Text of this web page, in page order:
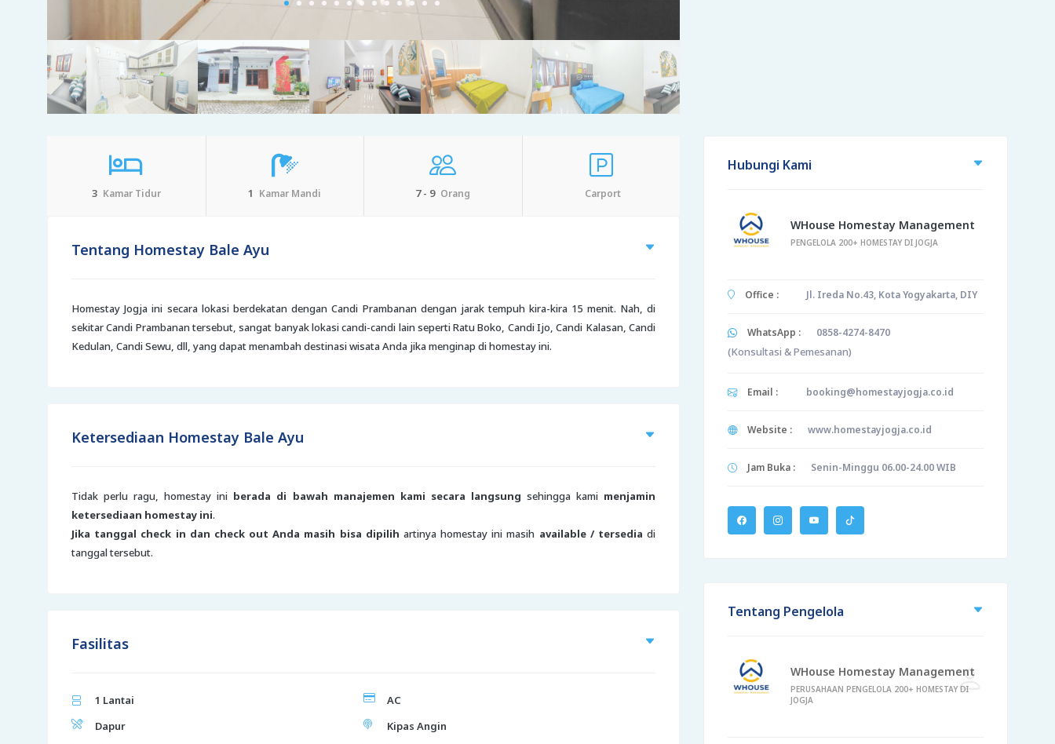
3 Kamar Tidur 1 Kamar Mandi 7 - 9 Orang Carport
Tentang Homestay Bale Ayu
Homestay Jogja ini secara lokasi berdekatan dengan Candi Prambanan dengan jarak tempuh kira-kira 15 menit. Nah, di
sekitar Candi Prambanan tersebut, sangat banyak lokasi candi-candi lain seperti Ratu Boko, Candi Ijo, Candi Kalasan, Candi
Kedulan, Candi Sewu, dll, yang dapat menambah destinasi wisata Anda jika menginap di homestay ini.
Ketersediaan Homestay Bale Ayu
Tidak perlu ragu, homestay ini berada di bawah manajemen kami secara langsung sehingga kami menjamin
ketersediaan homestay ini.
Jika tanggal check in dan check out Anda masih bisa dipilih artinya homestay ini masih available / tersedia di
tanggal tersebut.
Fasilitas
1 Lantai
AC
Dapur
Kipas Angin
Hubungi Kami
WHouse Homestay Management
PENGELOLA 200+ HOMESTAY DI JOGJA
Office : Jl. Ireda No.43, Kota Yogyakarta, DIY
WhatsApp : 0858-4274-8470
(Konsultasi & Pemesanan)
Email : booking@homestayjogja.co.id
Website : www.homestayjogja.co.id
Jam Buka : Senin-Minggu 06.00-24.00 WIB
Tentang Pengelola
WHouse Homestay Management
PERUSAHAAN PENGELOLA 200+ HOMESTAY DI
JOGJA